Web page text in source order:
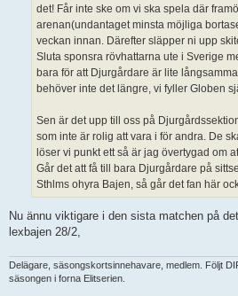
det! Får inte ske om vi ska spela där
arenan(undantaget minsta möjliga
veckan innan. Därefter släpper ni upp
Sluta sponsra rövhattarna ute i Sverige
bara för att Djurgårdare är lite
behöver inte det längre, vi fyller Globen
Sen är det upp till oss på
som inte är rolig att vara i för andra. De
löser vi punkt ett så är jag övertygad om
Går det att få till bara Djurgårdare på
Sthlms ohyra Bajen, så går det fan här
Nu ännu viktigare i den sista matchen på
lexbajen 28/2,
Delägare, säsongskortsinnehavare, medlem. Följt
säsongen i forna Elitserien.